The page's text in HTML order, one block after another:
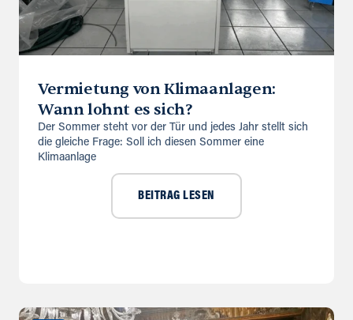
Vermietung von Klimaanlagen:
Wann lohnt es sich?
Der Sommer steht vor der Tür und jedes Jahr stellt sich
die gleiche Frage: Soll ich diesen Sommer eine
Klimaanlage
BEITRAG LESEN